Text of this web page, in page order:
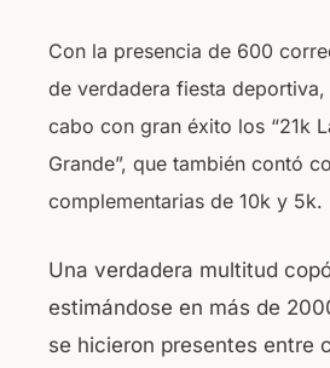
Con la presencia de 600
de verdadera fiesta deportiva,
cabo con gran éxito los “21k
Grande”, que también contó
complementarias de 10k y 5k.
Una verdadera multitud
estimándose en más de
se hicieron presentes entre